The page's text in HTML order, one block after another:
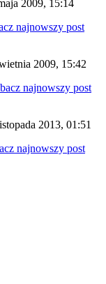
2009, 15:14
2009, 15:42
2013, 01:51